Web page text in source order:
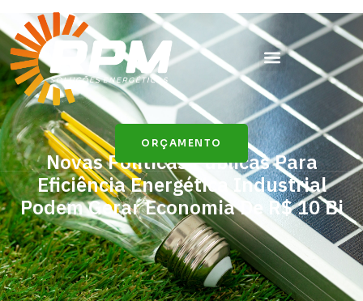
ORÇAMENTO
Novas Políticas Públicas Para
Eficiência Energética Industrial
Podem Gerar Economia De R$ 10 Bi